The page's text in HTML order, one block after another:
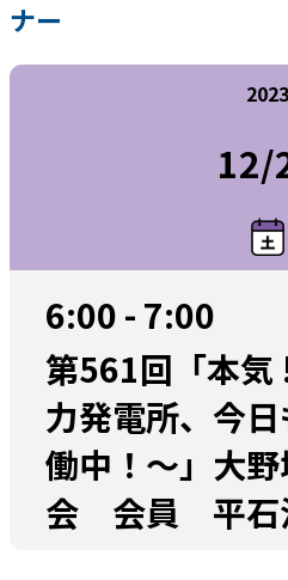
ナー
2023
12/
6:00 - 7:00
第561回「本気
力発電所、今
働中！～」大
会 会員 平石